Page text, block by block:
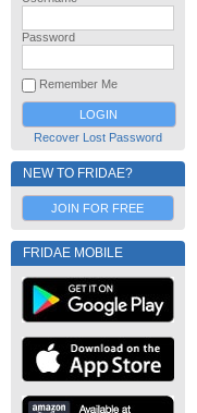
Password
Remember Me
Recover Lost Password
NEW TO FRIDAE?
JOIN FOR FREE
FRIDAE MOBILE